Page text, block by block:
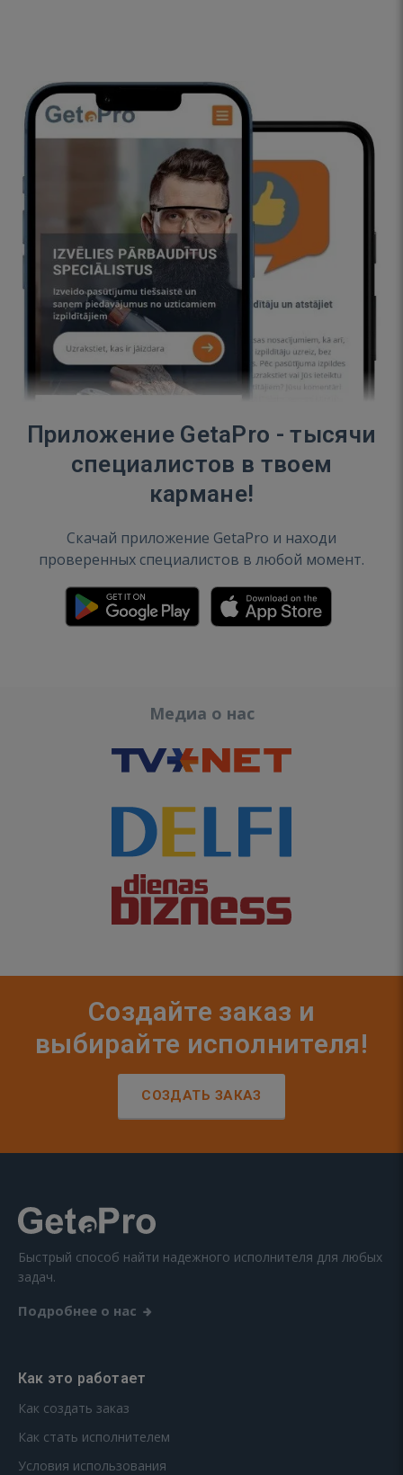
Приложение GetaPro - тысячи
специалистов в твоем
кармане!
Скачай приложение GetaPro и находи
проверенных специалистов в любой момент.
Медиа о нас
Создайте заказ и
выбирайте исполнителя!
СОЗДАТЬ ЗАКАЗ
Быстрый способ найти надежного исполнителя для любых
задач.
Подробнее о нас
Как это работает
Как создать заказ
Как стать исполнителем
Условия использования